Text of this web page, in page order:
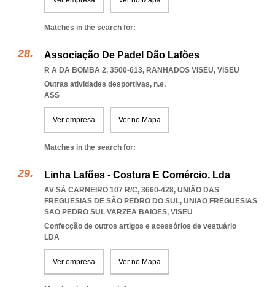
Matches in the search for:
Associação De Padel Dão Lafões
R A DA BOMBA 2, 3500-613, RANHADOS VISEU, VISEU
Outras atividades desportivas, n.e.
ASS
Ver empresa Ver no Mapa
Matches in the search for:
Linha Lafões - Costura E Comércio, Lda
AV SÁ CARNEIRO 107 R/C, 3660-428, UNIÃO DAS
FREGUESIAS DE SÃO PEDRO DO SUL, UNIAO FREGUESIAS
SAO PEDRO SUL VARZEA BAIOES, VISEU
Confecção de outros artigos e acessórios de vestuário
LDA
Ver empresa Ver no Mapa